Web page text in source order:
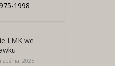
1998
LMK we
2025